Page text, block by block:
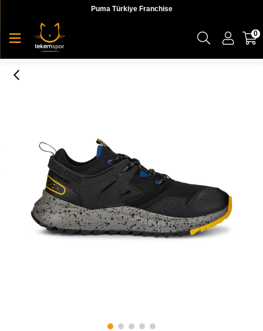
Puma Türkiye Franchise
0